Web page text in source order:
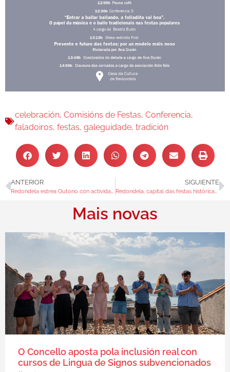
celebración, Comisións de Festas, Conferencia,
faladoiros, festas, galeguidade, tradición
ANTERIOR
Redondela estrea Outono con actividades de turismo ambiental para todos os públicos
SIGUIENTE
Redondela, capital das festas históricas coa XII Conmemoración da Batalla de Rande
Mais novas
O Concello aposta pola inclusión real con
cursos de Lingua de Signos subvencionados